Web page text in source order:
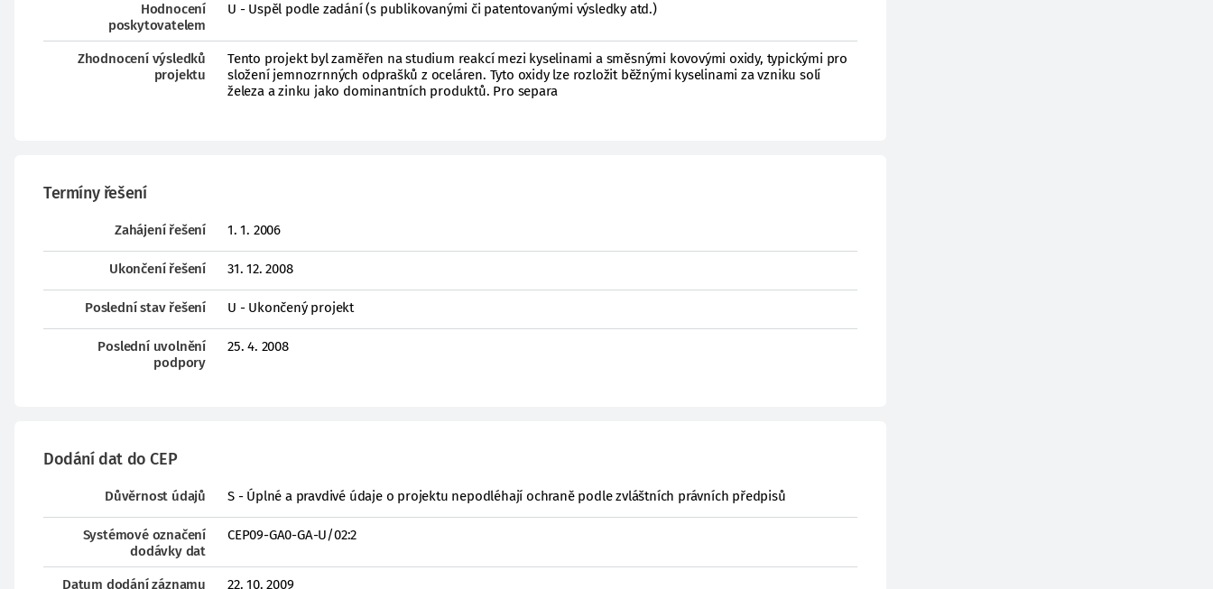
Hodnocení
poskytovatelem
U - Uspěl podle zadání (s publikovanými či patentovanými výsledky atd.)
Zhodnocení výsledků
projektu
Tento projekt byl zaměřen na studium reakcí mezi kyselinami a směsnými kovovými oxidy, typickými pro
složení jemnozrnných odprašků z oceláren. Tyto oxidy lze rozložit běžnými kyselinami za vzniku solí
železa a zinku jako dominantních produktů. Pro separa
Termíny řešení
Zahájení řešení 1. 1. 2006
Ukončení řešení 31. 12. 2008
Poslední stav řešení U - Ukončený projekt
Poslední uvolnění
podpory
25. 4. 2008
Dodání dat do CEP
Důvěrnost údajů S - Úplné a pravdivé údaje o projektu nepodléhají ochraně podle zvláštních právních předpisů
Systémové označení
dodávky dat
CEP09-GA0-GA-U/02:2
Datum dodání záznamu 22. 10. 2009